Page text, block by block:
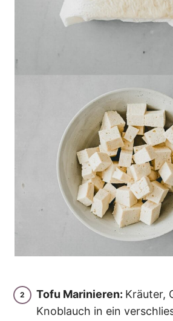
Tofu Marinieren: Kräuter,
Knoblauch in ein